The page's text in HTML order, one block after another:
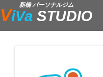
新橋 パーソナルジム
ViVa STUDIO